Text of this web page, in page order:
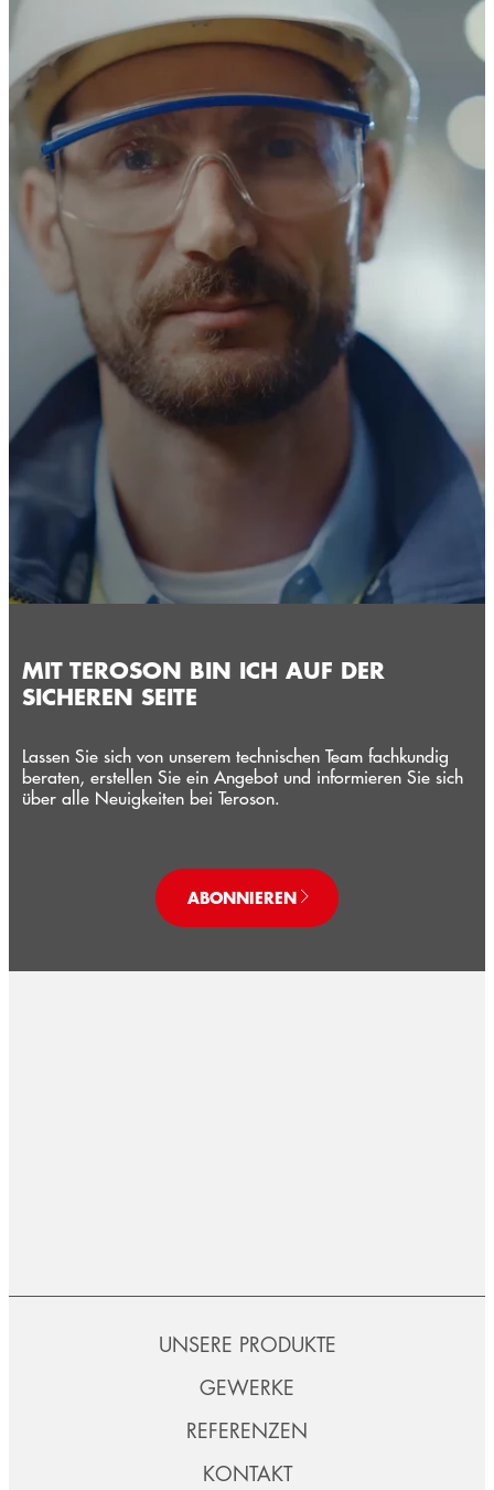
MIT TEROSON BIN ICH AUF DER
SICHEREN SEITE
Lassen Sie sich von unserem technischen Team fachkundig
beraten, erstellen Sie ein Angebot und informieren Sie sich
über alle Neuigkeiten bei Teroson.
ABONNIEREN
UNSERE PRODUKTE
GEWERKE
REFERENZEN
KONTAKT